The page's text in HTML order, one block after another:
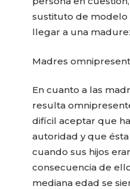
sustituto de
llegar a una
Madres
En cuanto a las
resulta
difícil aceptar que
autoridad y que
cuando sus hijos
consecuencia de
mediana edad se